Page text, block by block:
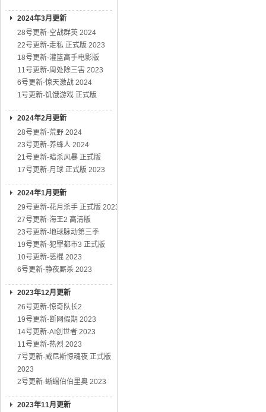
2024年3月更新
28号更新-空战群英 2024
22号更新-走私 正式版 2023
18号更新-灌篮高手电影版
11号更新-周处除三害 2023
6号更新-惊天激战 2024
1号更新-饥饿游戏 正式版
2024年2月更新
28号更新-荒野 2024
23号更新-养蜂人 2024
21号更新-暗杀风暴 正式版
17号更新-月球 正式版 2023
2024年1月更新
29号更新-花月杀手 正式版 2023
27号更新-海王2 高清版
23号更新-地球脉动第三季
19号更新-犯罪都市3 正式版
10号更新-恶棍 2023
6号更新-静夜厮杀 2023
2023年12月更新
26号更新-惊奇队长2
19号更新-断网假期 2023
14号更新-AI创世者 2023
11号更新-热烈 2023
7号更新-威尼斯惊魂夜 正式版
2023
2号更新-蜥蜴伯伯里奥 2023
2023年11月更新